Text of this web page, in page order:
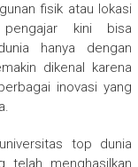
fisik atau lokasi
kini bisa
hanya dengan
dikenal karena
inovasi yang
top dunia